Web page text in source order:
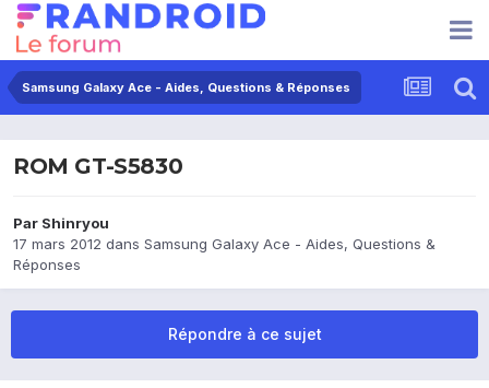
Samsung Galaxy Ace - Aides, Questions & Réponses
ROM GT-S5830
Par Shinryou
17 mars 2012 dans Samsung Galaxy Ace - Aides, Questions &
Réponses
Répondre à ce sujet